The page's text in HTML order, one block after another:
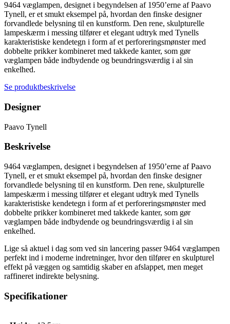
9464 væglampen, designet i begyndelsen af 1950’erne af Paavo
Tynell, er et smukt eksempel på, hvordan den finske designer
forvandlede belysning til en kunstform. Den rene, skulpturelle
lampeskærm i messing tilfører et elegant udtryk med Tynells
karakteristiske kendetegn i form af et perforeringsmønster med
dobbelte prikker kombineret med takkede kanter, som gør
væglampen både indbydende og beundringsværdig i al sin
enkelhed.
Se produktbeskrivelse
Designer
Paavo Tynell
Beskrivelse
9464 væglampen, designet i begyndelsen af 1950’erne af Paavo
Tynell, er et smukt eksempel på, hvordan den finske designer
forvandlede belysning til en kunstform. Den rene, skulpturelle
lampeskærm i messing tilfører et elegant udtryk med Tynells
karakteristiske kendetegn i form af et perforeringsmønster med
dobbelte prikker kombineret med takkede kanter, som gør
væglampen både indbydende og beundringsværdig i al sin
enkelhed.
Lige så aktuel i dag som ved sin lancering passer 9464 væglampen
perfekt ind i moderne indretninger, hvor den tilfører en skulpturel
effekt på væggen og samtidig skaber en afslappet, men meget
raffineret indirekte belysning.
Specifikationer